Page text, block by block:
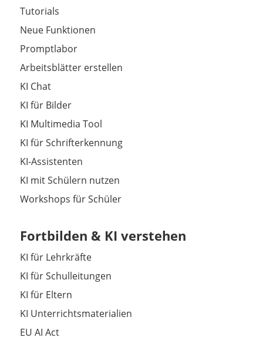
Tutorials
Neue Funktionen
Promptlabor
Arbeitsblätter erstellen
KI Chat
KI für Bilder
KI Multimedia Tool
KI für Schrifterkennung
KI-Assistenten
KI mit Schülern nutzen
Workshops für Schüler
Fortbilden & KI verstehen
KI für Lehrkräfte
KI für Schulleitungen
KI für Eltern
KI Unterrichtsmaterialien
EU AI Act